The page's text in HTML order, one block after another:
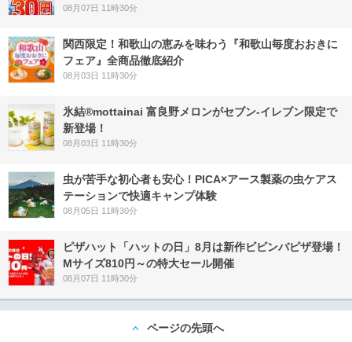
08月07日 11時30分
関西限定！和歌山の恵みを味わう『和歌山毎度おおきに
フェア』全商品徹底紹介
08月03日 11時30分
氷結®mottainai 富良野メロンがセブン‐イレブン限定で
新登場！
08月03日 11時30分
虫が苦手な初心者も安心！PICA×アース製薬の虫ケアス
テーションで快適キャンプ体験
08月05日 11時30分
ピザハット「ハットの日」8月は新作ビビンバピザ登場！
Mサイズ810円～の特大セール開催
08月07日 11時30分
ページの先頭へ